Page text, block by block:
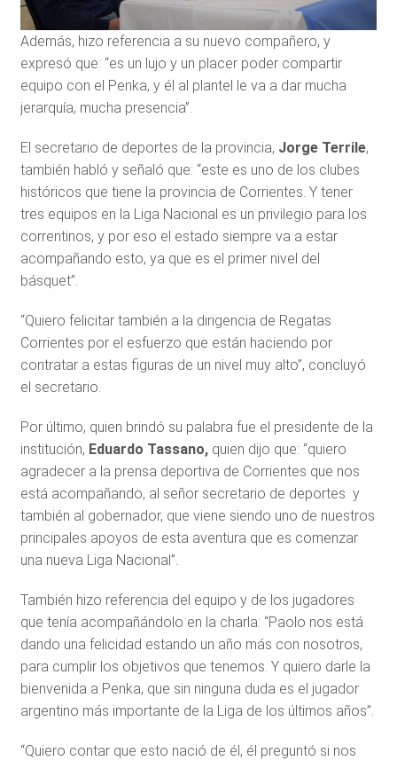
Además, hizo referencia a su nuevo compañero, y
expresó que: “es un lujo y un placer poder compartir
equipo con el Penka, y él al plantel le va a dar mucha
jerarquía, mucha presencia”.
El secretario de deportes de la provincia, Jorge Terrile,
también habló y señaló que: “este es uno de los clubes
históricos que tiene la provincia de Corrientes. Y tener
tres equipos en la Liga Nacional es un privilegio para los
correntinos, y por eso el estado siempre va a estar
acompañando esto, ya que es el primer nivel del
básquet”.
“Quiero felicitar también a la dirigencia de Regatas
Corrientes por el esfuerzo que están haciendo por
contratar a estas figuras de un nivel muy alto”, concluyó
el secretario.
Por último, quien brindó su palabra fue el presidente de la
institución, Eduardo Tassano, quien dijo que: “quiero
agradecer a la prensa deportiva de Corrientes que nos
está acompañando, al señor secretario de deportes y
también al gobernador, que viene siendo uno de nuestros
principales apoyos de esta aventura que es comenzar
una nueva Liga Nacional”.
También hizo referencia del equipo y de los jugadores
que tenía acompañándolo en la charla: “Paolo nos está
dando una felicidad estando un año más con nosotros,
para cumplir los objetivos que tenemos. Y quiero darle la
bienvenida a Penka, que sin ninguna duda es el jugador
argentino más importante de la Liga de los últimos años”.
“Quiero contar que esto nació de él, él preguntó si nos